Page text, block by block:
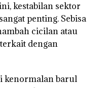
kestabilan sektor
penting. Sebisa
cicilan atau
dengan
kenormalan barul